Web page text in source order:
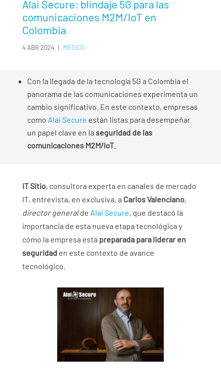
Alai Secure: blindaje 5G para las
comunicaciones M2M/IoT en
Colombia
4 ABR 2024 | MEDIOS
Con la llegada de la tecnología 5G a Colombia el
panorama de las comunicaciones experimenta un
cambio significativo. En este contexto, empresas
como Alai Secure están listas para desempeñar
un papel clave en la seguridad de las
comunicaciones M2M/IoT.
IT Sitio, consultora experta en canales de mercado
IT, entrevista, en exclusiva, a Carlos Valenciano,
director generalde Alai Secure, que destacó la
importancia de esta nueva etapa tecnológica y
cómo la empresa está preparada para liderar en
seguridad en este contexto de avance
tecnológico.